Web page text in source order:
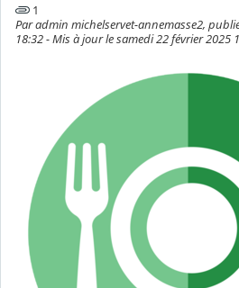
1
Par admin michelservet-annemasse2,
18:32 - Mis à jour le samedi 22 février 2025